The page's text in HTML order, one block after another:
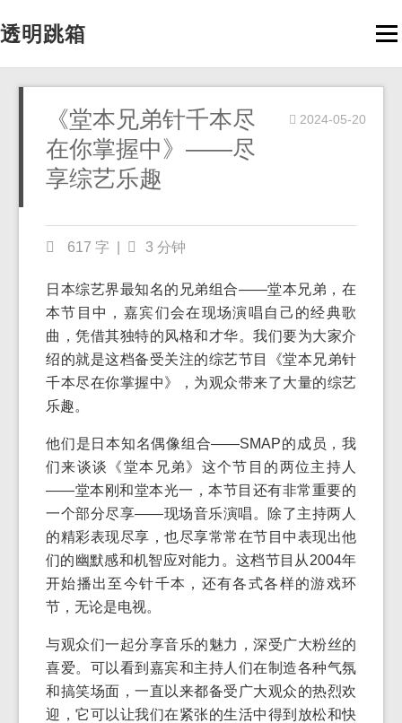
透明跳箱
《堂本兄弟针千本尽
在你掌握中》——尽
享综艺乐趣
2024-05-20
617 字 3 分钟
日本综艺界最知名的兄弟组合——堂本兄弟，在
本节目中，嘉宾们会在现场演唱自己的经典歌
曲，凭借其独特的风格和才华。我们要为大家介
绍的就是这档备受关注的综艺节目《堂本兄弟针
千本尽在你掌握中》，为观众带来了大量的综艺
乐趣。
他们是日本知名偶像组合——SMAP的成员，我
们来谈谈《堂本兄弟》这个节目的两位主持人
——堂本刚和堂本光一，本节目还有非常重要的
一个部分尽享——现场音乐演唱。除了主持两人
的精彩表现尽享，也尽享常常在节目中表现出他
们的幽默感和机智应对能力。这档节目从2004年
开始播出至今针千本，还有各式各样的游戏环
节，无论是电视。
与观众们一起分享音乐的魅力，深受广大粉丝的
喜爱。可以看到嘉宾和主持人们在制造各种气氛
和搞笑场面，一直以来都备受广大观众的热烈欢
迎，它可以让我们在紧张的生活中得到放松和快